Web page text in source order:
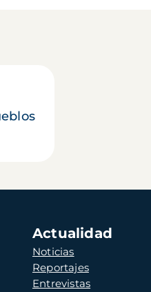
Actualidad
Noticias
Reportajes
Entrevistas